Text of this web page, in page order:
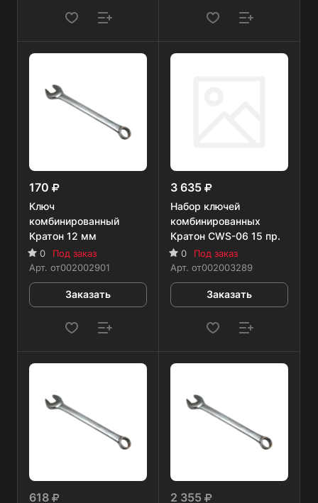
170
Ключ
комбинированный
Кратон 12 мм
0
Под заказ
Арт. от002002901
Заказать
3 635
Набор ключей
комбинированных
Кратон CWS-06 15 пр.
0
Под заказ
Арт. от002003289
Заказать
618 2 355